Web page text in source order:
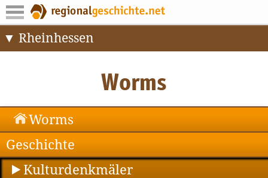
Rheinhessen
Worms
Geschichte
Kulturdenkmäler